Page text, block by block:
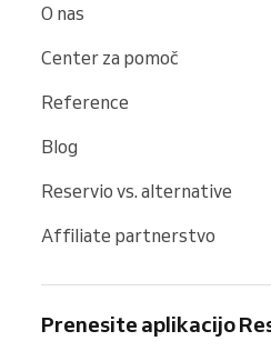
O nas
Center za pomoč
Reference
Blog
Reservio vs. alternative
Affiliate partnerstvo
Prenesite aplikacijo